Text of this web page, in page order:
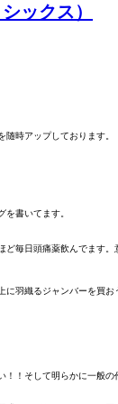
時アップしております。
を書いてます。
毎日頭痛薬飲んでます
に羽織るジャンバーを買
！！そして明らかに一般